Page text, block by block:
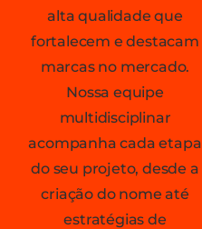
alta qualidade que
fortalecem e destacam
marcas no mercado.
Nossa equipe
multidisciplinar
acompanha cada etapa
do seu projeto, desde a
criação do nome até
estratégias de